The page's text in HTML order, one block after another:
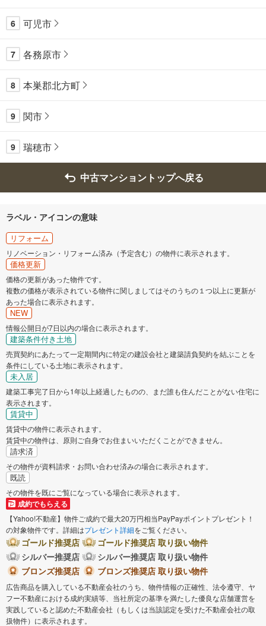
6 可児市
7 各務原市
8 本巣郡北方町
9 関市
9 瑞穂市
中古マンショントップへ戻る
ラベル・アイコンの意味
リフォーム
リノベーション・リフォーム済み（予定含む）の物件に表示されます。
価格更新
価格の更新があった物件です。
複数の価格が表示されている物件に関しましてはそのうちの１つ以上に更新が
あった場合に表示されます。
NEW
情報公開日が7日以内の場合に表示されます。
建築条件付き土地
売買契約にあたって一定期間内に特定の建設会社と建築請負契約を結ぶことを
条件にしている土地に表示されます。
未入居
建築工事完了日から1年以上経過したものの、まだ誰も住んだことがない住宅に
表示されます。
賃貸中
賃貸中の物件に表示されます。
賃貸中の物件は、原則ご自身でお住まいいただくことができません。
請求済
その物件が資料請求・お問い合わせ済みの場合に表示されます。
既読
その物件を既にご覧になっている場合に表示されます。
成約でもらえる
【Yahoo!不動産】物件ご成約で最大20万円相当PayPayポイントプレゼント！
の対象物件です。詳細はプレゼント詳細をご覧ください。
ゴールド推奨店
ゴールド推奨店 取り扱い物件
シルバー推奨店
シルバー推奨店 取り扱い物件
ブロンズ推奨店
ブロンズ推奨店 取り扱い物件
広告商品を購入している不動産会社のうち、物件情報の正確性、法令遵守、ヤ
フー不動産における成約実績等、当社所定の基準を満たした優良な店舗運営を
実践していると認めた不動産会社（もしくは当該認定を受けた不動産会社の取
扱物件）に表示されます。